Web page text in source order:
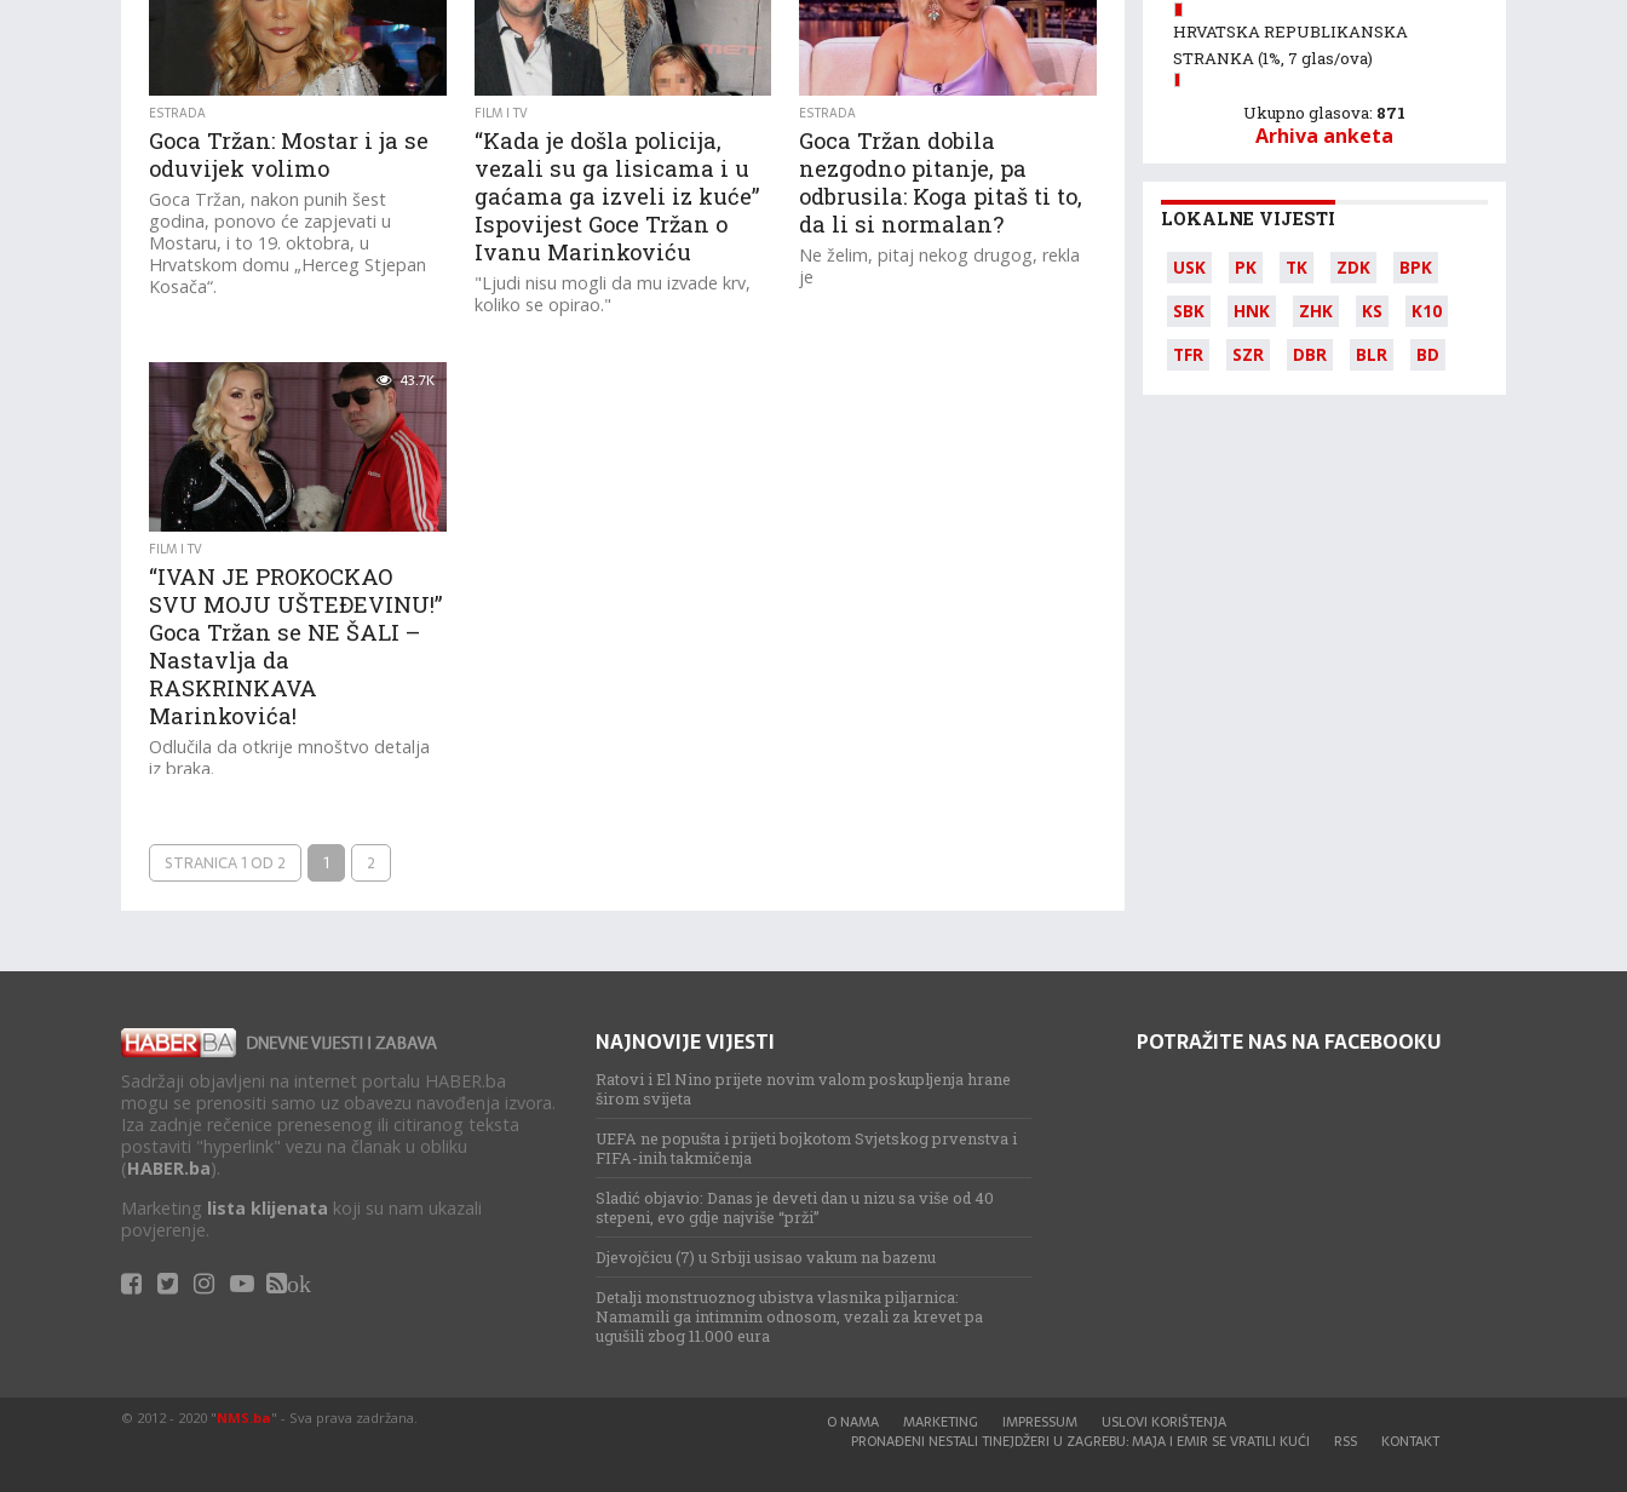
ESTRADA
Goca Tržan: Mostar i ja se
oduvijek volimo
Goca Tržan, nakon punih šest
godina, ponovo će zapjevati u
Mostaru, i to 19. oktobra, u
Hrvatskom domu „Herceg Stjepan
Kosača“.
FILM I TV
“Kada je došla policija,
vezali su ga lisicama i u
gaćama ga izveli iz kuće”
Ispovijest Goce Tržan o
Ivanu Marinkoviću
"Ljudi nisu mogli da mu izvade krv,
koliko se opirao."
ESTRADA
Goca Tržan dobila
nezgodno pitanje, pa
odbrusila: Koga pitaš ti to,
da li si normalan?
Ne želim, pitaj nekog drugog, rekla
je
43.7K
FILM I TV
“IVAN JE PROKOCKAO
SVU MOJU UŠTEĐEVINU!”
Goca Tržan se NE ŠALI –
Nastavlja da
RASKRINKAVA
Marinkovića!
Odlučila da otkrije mnoštvo detalja
iz braka.
STRANICA 1 OD 2 1 2
HRVATSKA REPUBLIKANSKA
STRANKA(1%, 7 glas/ova)
Ukupno glasova: 871
Arhiva anketa
LOKALNE VIJESTI
USK PK TK ZDK
BPK
SBK
HNK ZHK KS
K10
TFR
SZR DBR BLR BD
Sadržaji objavljeni na internet portalu HABER.ba
mogu se prenositi samo uz obavezu navođenja izvora.
Iza zadnje rečenice prenesenog ili citiranog teksta
postaviti "hyperlink" vezu na članak u obliku
(HABER.ba).
Marketing lista klijenata koji su nam ukazali
povjerenje.
ok
NAJNOVIJE VIJESTI
Ratovi i El Nino prijete novim valom poskupljenja hrane
širom svijeta
UEFA ne popušta i prijeti bojkotom Svjetskog prvenstva i
FIFA-inih takmičenja
Sladić objavio: Danas je deveti dan u nizu sa više od 40
stepeni, evo gdje najviše “prži”
Djevojčicu (7) u Srbiji usisao vakum na bazenu
Detalji monstruoznog ubistva vlasnika piljarnica:
Namamili ga intimnim odnosom, vezali za krevet pa
ugušili zbog 11.000 eura
POTRAŽITE NAS NA FACEBOOKU
O NAMA MARKETING IMPRESSUM
USLOVI KORIŠTENJA
PRONAĐENI NESTALI TINEJDŽERI U ZAGREBU: MAJA I EMIR SE VRATILI KUĆI
RSS KONTAKT
© 2012 - 2020 "NMS.ba" - Sva prava zadržana.